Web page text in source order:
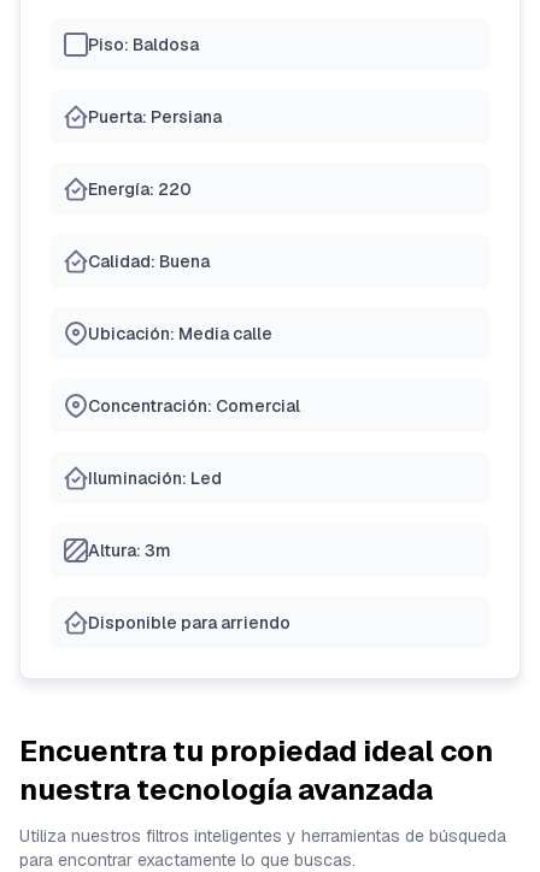
Piso: Baldosa
Puerta: Persiana
Energía: 220
Calidad: Buena
Ubicación: Media calle
Concentración: Comercial
Iluminación: Led
Altura: 3m
Disponible para arriendo
Encuentra tu propiedad ideal con
nuestra tecnología avanzada
Utiliza nuestros filtros inteligentes y herramientas de búsqueda
para encontrar exactamente lo que buscas.